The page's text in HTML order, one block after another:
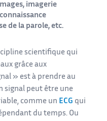
imagerie
de la parole, etc.
scientifique qui
grâce aux
» est à prendre au
signal peut être une
comme un ECG qui
du temps. Ou